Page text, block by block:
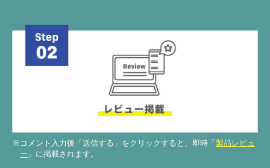
※コメント入力後「送信する」をクリックすると、即時「 製品レビュ
ー 」に掲載されます。